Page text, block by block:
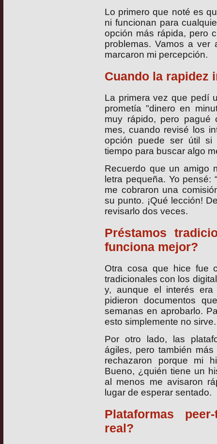
Lo primero que noté es
ni funcionan para
opción más rápida, pero
problemas. Vamos a ver
marcaron mi percepción.
Cuando la rapidez
La primera vez que pedí
prometía "dinero en
muy rápido, pero pagué
mes, cuando revisé los
opción puede ser útil si
tiempo para buscar algo
Recuerdo que un amigo
letra pequeña. Yo pensé:
me cobraron una
su punto. ¡Qué lección!
revisarlo dos veces.
Préstamos
funciona mejor?
Otra cosa que hice fue
tradicionales con los
y, aunque el interés
pidieron documentos
semanas en aprobarlo.
esto simplemente no sirve.
Por otro lado, las
ágiles, pero también
rechazaron porque mi
Bueno, ¿quién tiene un
al menos me avisaron
lugar de esperar sentado.
Plataformas
real?